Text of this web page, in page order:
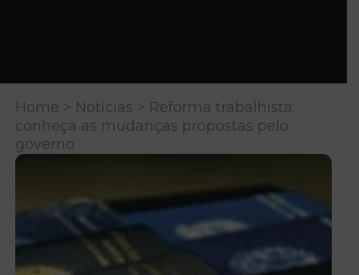
Home > Notícias > Reforma trabalhista:
conheça as mudanças propostas pelo
governo